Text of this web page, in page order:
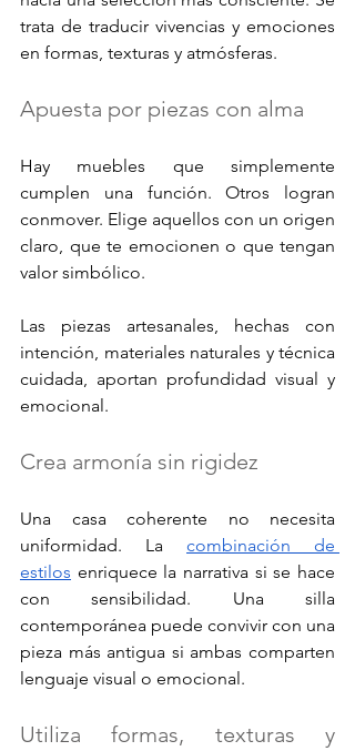
trata de traducir vivencias y emociones
en formas, texturas y atmósferas.
Apuesta por piezas con alma
Hay muebles que simplemente
cumplen una función. Otros logran
conmover. Elige aquellos con un origen
claro, que te emocionen o que tengan
valor simbólico.
Las piezas artesanales, hechas con
intención, materiales naturales y técnica
cuidada, aportan profundidad visual y
emocional.
Crea armonía sin rigidez
Una casa coherente no necesita
uniformidad. La combinación de
estilos enriquece la narrativa si se hace
con sensibilidad. Una silla
contemporánea puede convivir con una
pieza más antigua si ambas comparten
lenguaje visual o emocional.
Utiliza formas, texturas y